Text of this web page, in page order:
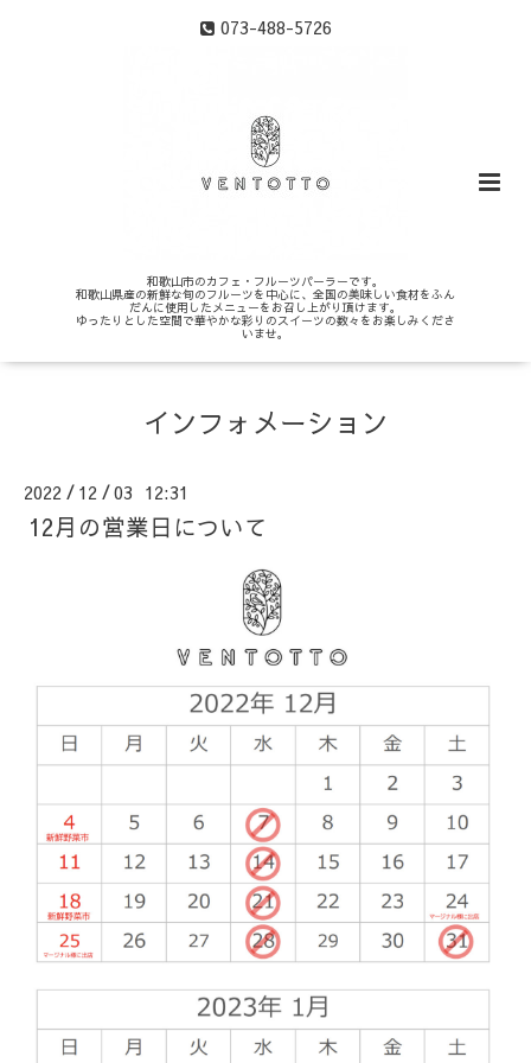
073-488-5726
和歌山市のカフェ・フルーツパーラーです。
和歌山県産の新鮮な旬のフルーツを中心に、全国の美味しい食材をふん
だんに使用したメニューをお召し上がり頂けます。
ゆったりとした空間で華やかな彩りのスイーツの数々をお楽しみくださ
いませ。
インフォメーション
2022 / 12 /03 12:31
12月の営業日について